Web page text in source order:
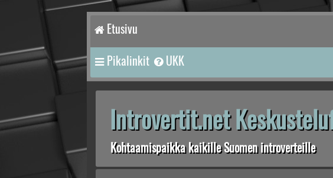
Etusivu
Pikalinkit UKK
Introvertit.net
Kohtaamispaikka kaikille Suomen introverteille